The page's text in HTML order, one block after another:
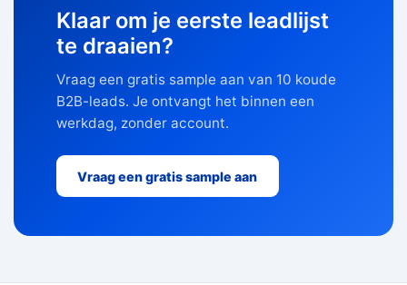
Klaar om je eerste leadlijst
te draaien?
Vraag een gratis sample aan van 10 koude
B2B-leads. Je ontvangt het binnen een
werkdag, zonder account.
Vraag een gratis sample aan